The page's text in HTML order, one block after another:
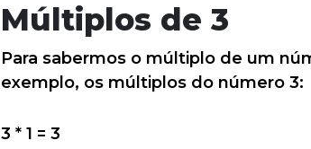
Múltiplos de 3
Para sabermos o múltiplo de um
exemplo, os múltiplos do número 3:
3 * 1 = 3